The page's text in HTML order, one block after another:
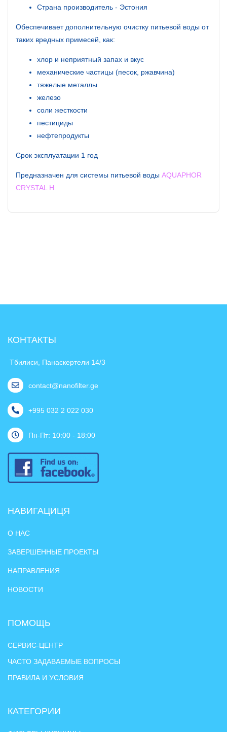
Страна производитель - Эстония
Обеспечивает дополнительную очистку питьевой воды от
таких вредных примесей, как:
хлор и неприятный запах и вкус
механические частицы (песок, ржавчина)
тяжелые металлы
железо
соли жесткости
пестициды
нефтепродукты
Срок эксплуатации 1 год
Предназначен для системы питьевой воды AQUAPHOR
CRYSTAL H
КОНТАКТЫ
Тбилиси, Панаскертели 14/3
contact@nanofilter.ge
+995 032 2 022 030
Пн-Пт: 10:00 - 18:00
НАВИГАЦИЦЯ
О НАС
ЗАВЕРШЕННЫЕ ПРОЕКТЫ
НАПРАВЛЕНИЯ
НОВОСТИ
ПОМОЩЬ
СЕРВИС-ЦЕНТР
ЧАСТО ЗАДАВАЕМЫЕ ВОПРОСЫ
ПРАВИЛА И УСЛОВИЯ
КАТЕГОРИИ